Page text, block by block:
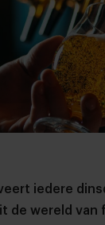
iedere
de wereld van